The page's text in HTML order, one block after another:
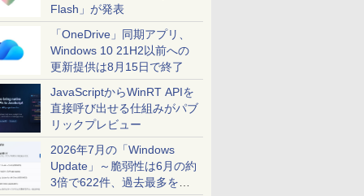
Flash」が発表
「OneDrive」同期アプリ、
Windows 10 21H2以前への
更新提供は8月15日で終了
JavaScriptからWinRT APIを
直接呼び出せる仕組みがパブ
リックプレビュー
2026年7月の「Windows
Update」～脆弱性は6月の約
3倍で622件、過去最多を大